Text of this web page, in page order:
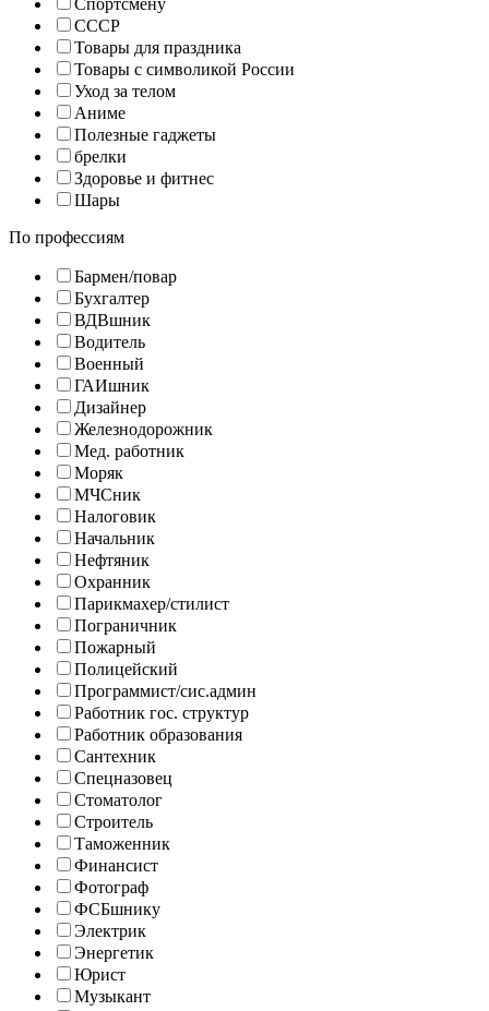
Спортсмену
СССР
Товары для праздника
Товары с символикой России
Уход за телом
Аниме
Полезные гаджеты
брелки
Здоровье и фитнес
Шары
По профессиям
Бармен/повар
Бухгалтер
ВДВшник
Водитель
Военный
ГАИшник
Дизайнер
Железнодорожник
Мед. работник
Моряк
МЧСник
Налоговик
Начальник
Нефтяник
Охранник
Парикмахер/стилист
Пограничник
Пожарный
Полицейский
Программист/сис.админ
Работник гос. структур
Работник образования
Сантехник
Спецназовец
Стоматолог
Строитель
Таможенник
Финансист
Фотограф
ФСБшнику
Электрик
Энергетик
Юрист
Музыкант